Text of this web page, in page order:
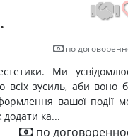
по
Ми
всіх зусиль, аби воно
вашої події
додати ка...
по